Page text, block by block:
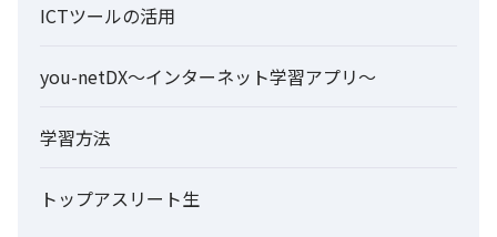
ICTツールの活用
you-netDX～インターネット学習アプリ～
学習方法
トップアスリート生